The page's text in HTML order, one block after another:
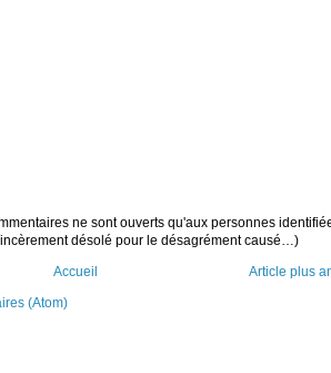
ne sont ouverts qu'aux personnes
désolé pour le désagrément causé…)
Article plus
Accueil
(Atom)